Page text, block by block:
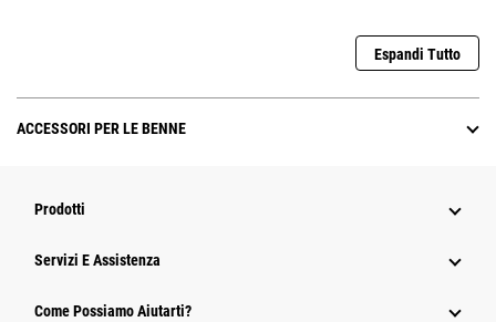
Espandi Tutto
ACCESSORI PER LE BENNE
Prodotti
Servizi E Assistenza
Come Possiamo Aiutarti?